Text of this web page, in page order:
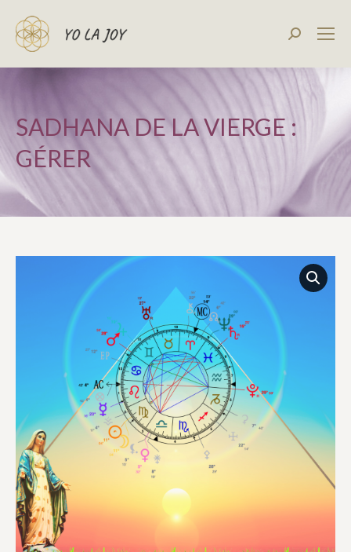
SADHANA DE LA VIERGE :
GÉRER